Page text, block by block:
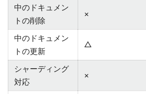
中のドキュメン
トの削除
×
中のドキュメン
トの更新
△
シャーディング
対応
×